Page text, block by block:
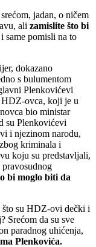
jadan, o ničem
ali zamislite što bi
same pomisli na to
dokazano
s bulumentom
Plenkovićevi
HDZ-ovca, koji je u
bio ministar
su Plenkovićevi
i njezinom narodu,
kriminala i
koju su predstavljali,
bi moglo biti da
su HDZ-ovi dečki i
Srećom da su sve
paradnog uhićenja,
Plenkovića.